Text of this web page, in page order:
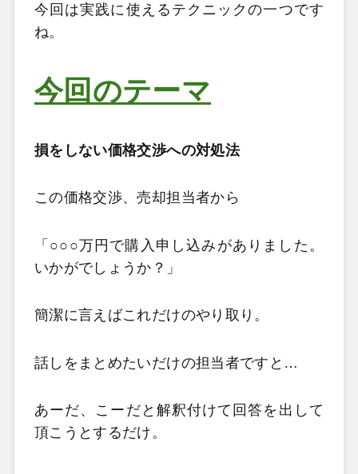
今回は実践に使えるテクニックの一つです
ね。
今回のテーマ
損をしない価格交渉への対処法
この価格交渉、売却担当者から
「○○○万円で購入申し込みがありました。
いかがでしょうか？」
簡潔に言えばこれだけのやり取り。
話しをまとめたいだけの担当者ですと…
あーだ、こーだと解釈付けて回答を出して
頂こうとするだけ。